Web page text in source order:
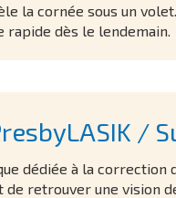
la cornée sous un
rapide dès le lendemain.
/
dédiée à la correction
de retrouver une vision